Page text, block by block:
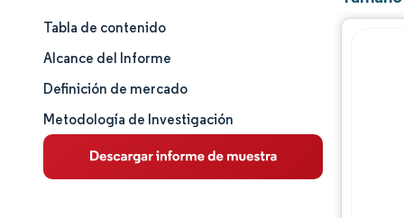
Tamaño y cuota de mercado
Análisis de mercado
Tendencias e ideas
Análisis de segmentos
Tabla de contenido
Alcance del Informe
Definición de mercado
Metodología de Investigación